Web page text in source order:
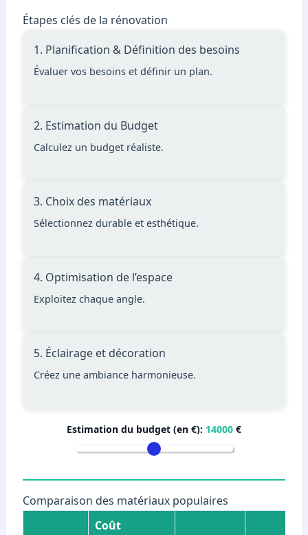
Étapes clés de la rénovation
1. Planification & Définition des besoins
Évaluer vos besoins et définir un plan.
2. Estimation du Budget
Calculez un budget réaliste.
3. Choix des matériaux
Sélectionnez durable et esthétique.
4. Optimisation de l’espace
Exploitez chaque angle.
5. Éclairage et décoration
Créez une ambiance harmonieuse.
Estimation du budget (en €): 14000 €
Comparaison des matériaux populaires
Coût